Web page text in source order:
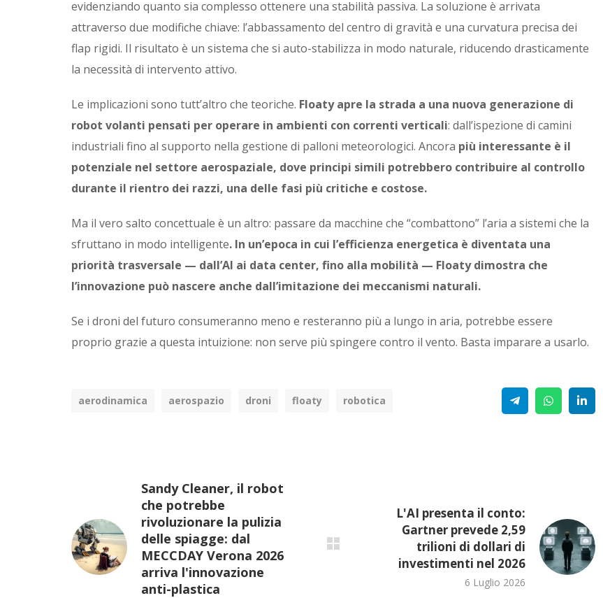
evidenziando quanto sia complesso ottenere una stabilità passiva. La soluzione è arrivata
attraverso due modifiche chiave: l’abbassamento del centro di gravità e una curvatura precisa dei
flap rigidi. Il risultato è un sistema che si auto-stabilizza in modo naturale, riducendo drasticamente
la necessità di intervento attivo.
Le implicazioni sono tutt’altro che teoriche. Floaty apre la strada a una nuova generazione di
robot volanti pensati per operare in ambienti con correnti verticali: dall’ispezione di camini
industriali fino al supporto nella gestione di palloni meteorologici. Ancora più interessante è il
potenziale nel settore aerospaziale, dove principi simili potrebbero contribuire al controllo
durante il rientro dei razzi, una delle fasi più critiche e costose.
Ma il vero salto concettuale è un altro: passare da macchine che “combattono” l’aria a sistemi che la
sfruttano in modo intelligente. In un’epoca in cui l’efficienza energetica è diventata una
priorità trasversale — dall’AI ai data center, fino alla mobilità — Floaty dimostra che
l’innovazione può nascere anche dall’imitazione dei meccanismi naturali.
Se i droni del futuro consumeranno meno e resteranno più a lungo in aria, potrebbe essere
proprio grazie a questa intuizione: non serve più spingere contro il vento. Basta imparare a usarlo.
aerodinamica aerospazio droni floaty robotica Telegram
Sandy Cleaner, il robot
che potrebbe
rivoluzionare la pulizia
delle spiagge: dal
MECCDAY Verona 2026
arriva l'innovazione
anti-plastica
L'AI presenta il conto:
Gartner prevede 2,59
trilioni di dollari di
investimenti nel 2026
6 Luglio 2026